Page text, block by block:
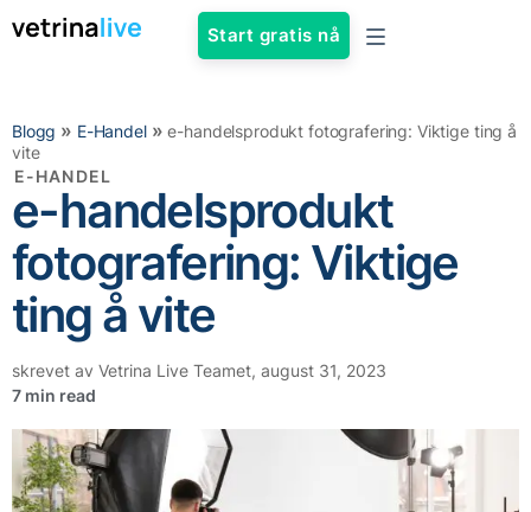
Start gratis nå
Blogg » E-Handel»e-handelsprodukt fotografering: Viktige ting å
vite
E-HANDEL
e-handelsprodukt
fotografering: Viktige
ting å vite
skrevet av Vetrina Live Teamet, august 31, 2023